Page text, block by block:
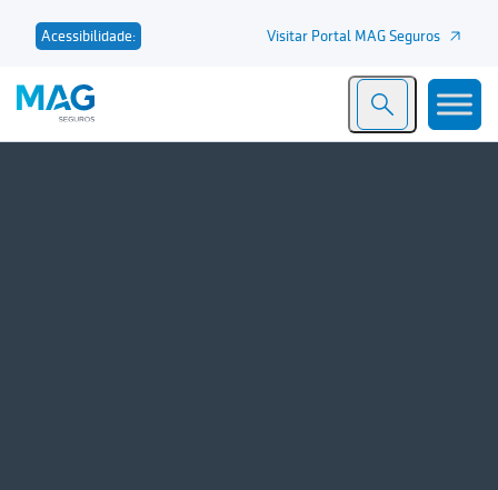
Acessibilidade: Visitar Portal MAG Seguros